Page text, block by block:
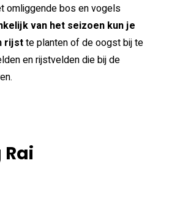
omliggende bos en vogels
van het seizoen kun je
rijstte planten of de oogst bij te
en rijstvelden die bij de